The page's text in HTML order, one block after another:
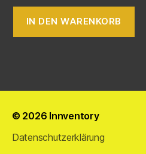
IN DEN WARENKORB
© 2026 Innventory
Datenschutzerklärung